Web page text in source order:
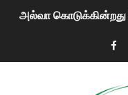
அல்வா
2ஆம் நாள் உக்ரைன்